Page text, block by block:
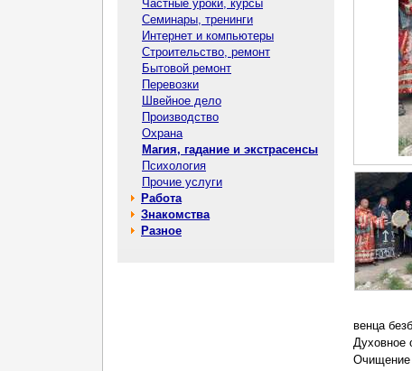
Частные уроки, курсы
Семинары, тренинги
Интернет и компьютеры
Строительство, ремонт
Бытовой ремонт
Перевозки
Швейное дело
Производство
Охрана
Магия, гадание и экстрасенсы
Психология
Прочие услуги
Работа
Знакомства
Разное
венца
Духовное
Очищение